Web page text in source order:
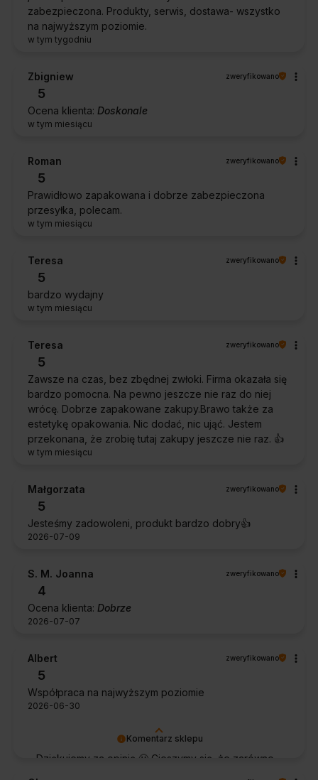
zabezpieczona. Produkty, serwis, dostawa- wszystko
na najwyższym poziomie.
w tym tygodniu
Zbigniew zweryfikowano
5
Ocena klienta: Doskonale
w tym miesiącu
Roman zweryfikowano
5
Prawidłowo zapakowana i dobrze zabezpieczona
przesyłka, polecam.
w tym miesiącu
Teresa zweryfikowano
5
bardzo wydajny
w tym miesiącu
Teresa zweryfikowano
5
Zawsze na czas, bez zbędnej zwłoki. Firma okazała się
bardzo pomocna. Na pewno jeszcze nie raz do niej
wrócę. Dobrze zapakowane zakupy.Brawo także za
estetykę opakowania. Nic dodać, nic ująć. Jestem
przekonana, że zrobię tutaj zakupy jeszcze nie raz. 👍️
w tym miesiącu
Małgorzata zweryfikowano
5
Jesteśmy zadowoleni, produkt bardzo dobry👍️
2026-07-09
S. M. Joanna zweryfikowano
4
Ocena klienta: Dobrze
2026-07-07
Komentarz sklepu
Dziękujemy za opinię 🙂 Cieszymy się, że zarówno
Albert zweryfikowano
5
Współpraca na najwyższym poziomie
2026-06-30